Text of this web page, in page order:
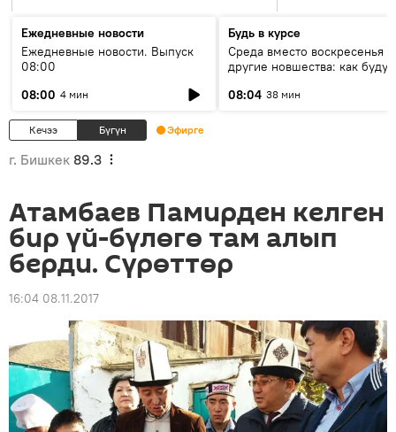
Ежедневные новости
Ежедневные новости. Выпуск
08:00
08:00 4 мин
Будь в курсе
Среда вместо воскресенья и
другие новшества: как будут
08:04 38 мин
Кечээ Бүгүн Эфирге
г. Бишкек 89.3
Атамбаев Памирден келген
бир үй-бүлөгө там алып
берди. Сүрөттөр
16:04 08.11.2017